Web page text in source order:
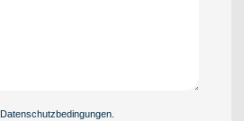
Datenschutzbedingungen